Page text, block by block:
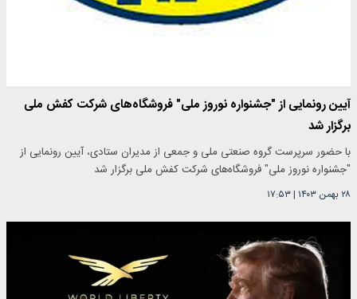
آیین رونمایی از "جشنواره نوروز ملی" فروشگاه‌های شرکت کفش ملی
برگزار شد
با حضور سرپرست گروه صنعتی ملی و جمعی از مدیران ستادی، آیین رونمایی از
"جشنواره نوروز ملی" فروشگاه‌های شرکت کفش ملی برگزار شد
۲۸ بهمن ۱۴۰۳ |۱۷:۵۳